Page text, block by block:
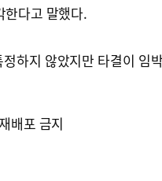
한다고 말했다.
하지 않았지만 타결이 임
배포 금지